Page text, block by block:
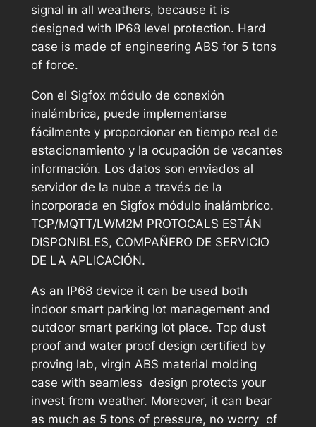
signal in all weathers, because it is
designed with IP68 level protection. Hard
case is made of engineering ABS for 5 tons
of force.
Con el Sigfox módulo de conexión
inalámbrica, puede implementarse
fácilmente y proporcionar en tiempo real de
estacionamiento y la ocupación de vacantes
información. Los datos son enviados al
servidor de la nube a través de la
incorporada en Sigfox módulo inalámbrico.
TCP/MQTT/LWM2M PROTOCALS ESTÁN
DISPONIBLES, COMPAÑERO DE SERVICIO
DE LA APLICACIÓN.
As an IP68 device it can be used both
indoor smart parking lot management and
outdoor smart parking lot place. Top dust
proof and water proof design certified by
proving lab, virgin ABS material molding
case with seamless design protects your
invest from weather. Moreover, it can bear
as much as 5 tons of pressure, no worry of